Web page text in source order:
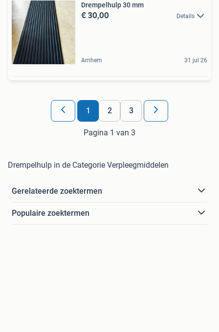
Drempelhulp 30 mm
€ 30,00 Details
Arnhem 31 jul 26
1 2 3
Pagina 1 van 3
Drempelhulp in de Categorie Verpleegmiddelen
Gerelateerde zoektermen
Populaire zoektermen